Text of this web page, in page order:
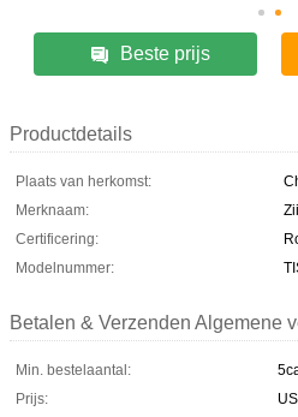
Beste prijs
Productdetails
Plaats van herkomst:
Merknaam:
Certificering:
Modelnummer:
Betalen & Verzenden Algemene
Min. bestelaantal:
Prijs: